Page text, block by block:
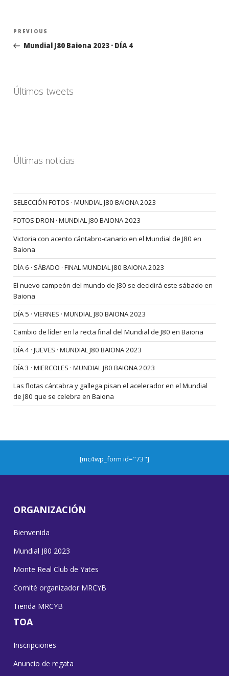
Navegación
entradas
Previous
Post
PREVIOUS
Mundial J80 Baiona 2023 · DÍA 4
Últimos tweets
Últimas noticias
SELECCIÓN FOTOS · MUNDIAL J80 BAIONA 2023
FOTOS DRON · MUNDIAL J80 BAIONA 2023
Victoria con acento cántabro-canario en el Mundial de J80 en
Baiona
DÍA 6 · SÁBADO · FINAL MUNDIAL J80 BAIONA 2023
El nuevo campeón del mundo de J80 se decidirá este sábado en
Baiona
DÍA 5 · VIERNES · MUNDIAL J80 BAIONA 2023
Cambio de líder en la recta final del Mundial de J80 en Baiona
DÍA 4 · JUEVES · MUNDIAL J80 BAIONA 2023
DÍA 3 · MIERCOLES · MUNDIAL J80 BAIONA 2023
Las flotas cántabra y gallega pisan el acelerador en el Mundial
de J80 que se celebra en Baiona
[mc4wp_form id="73"]
ORGANIZACIÓN
Bienvenida
Mundial J80 2023
Monte Real Club de Yates
Comité organizador MRCYB
Tienda MRCYB
TOA
Inscripciones
Anuncio de regata